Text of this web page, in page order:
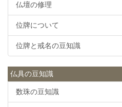
仏壇の修理
位牌について
位牌と戒名の豆知識
仏具の豆知識
数珠の豆知識